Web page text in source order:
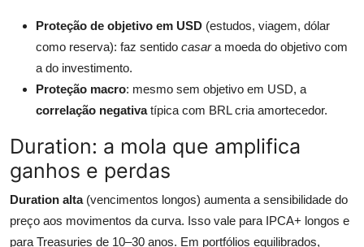
Proteção de objetivo em USD (estudos, viagem, dólar
como reserva): faz sentido casara moeda do objetivo com
a do investimento.
Proteção macro: mesmo sem objetivo em USD, a
correlação negativatípica com BRL cria amortecedor.
Duration: a mola que amplifica
ganhos e perdas
Duration alta(vencimentos longos) aumenta a sensibilidade do
preço aos movimentos da curva. Isso vale para IPCA+ longos e
para Treasuries de 10–30 anos. Em portfólios equilibrados,